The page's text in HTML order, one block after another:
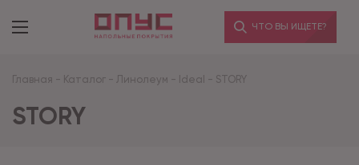
ЧТО ВЫ ИЩЕТЕ?
Главная - Каталог - Линолеум - Ideal - STORY
STORY